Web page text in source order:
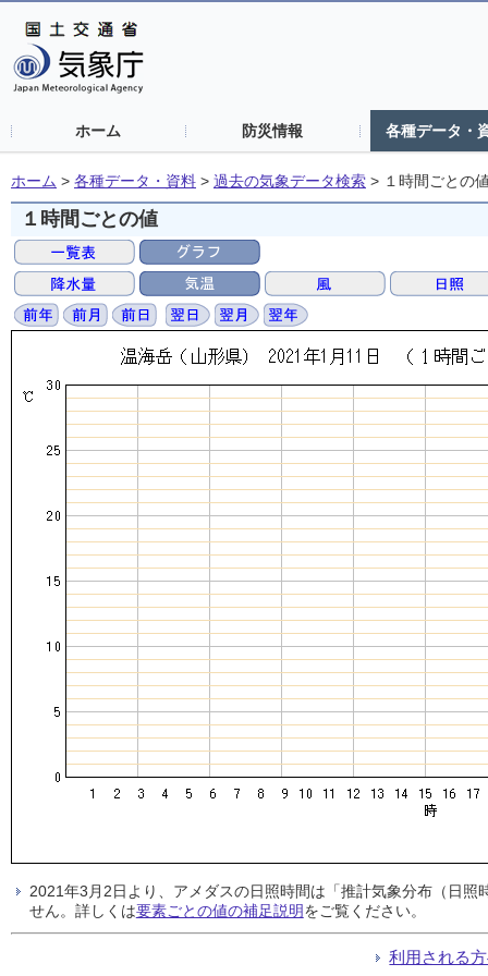
ホーム 防災情報 各種データ・
ホーム > 各種データ・資料 > 過去の気象データ検索 > １時間ごとの
１時間ごとの値
2021年3月2日より、アメダスの日照時間は「推計気象分布（日
せん。詳しくは要素ごとの値の補足説明をご覧ください。
利用される